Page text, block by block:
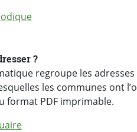
?
les communes ont
format PDF imprimable.